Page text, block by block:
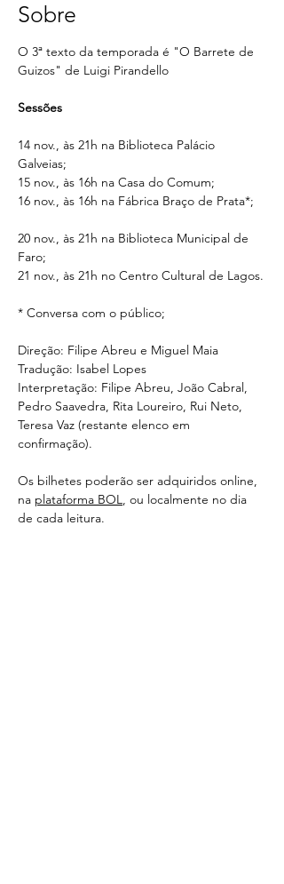
Sobre
O 3ª texto da temporada é "O Barrete de
Guizos" de Luigi Pirandello
Sessões
14 nov., às 21h na Biblioteca Palácio
Galveias;
15 nov., às 16h na Casa do Comum;
16 nov., às 16h na Fábrica Braço de Prata*;
20 nov., às 21h na Biblioteca Municipal de
Faro;
21 nov., às 21h no Centro Cultural de Lagos.
* Conversa com o público;
Direção: Filipe Abreu e Miguel Maia
Tradução: Isabel Lopes
Interpretação: Filipe Abreu, João Cabral,
Pedro Saavedra, Rita Loureiro, Rui Neto,
Teresa Vaz (restante elenco em
confirmação).
Os bilhetes poderão ser adquiridos online,
na plataforma BOL, ou localmente no dia
de cada leitura.